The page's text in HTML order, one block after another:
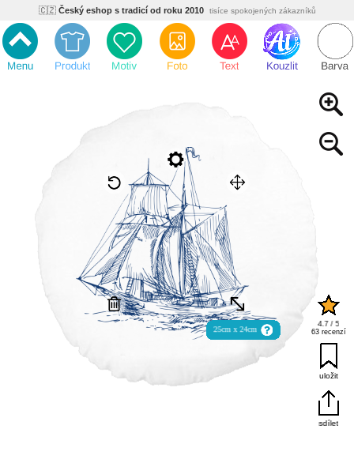
🇨🇿 Český eshop s tradicí od roku 2010 tisíce spokojených zákazníků
Ekologický a zdravotně nezávadný žádná čína, barvy s certifikáty
💡Inovativní výroba vlastní vývoj, nejnovější technologie
Rychlé dodání expedujeme do 24h
Kvalita pod kontrolou
Český eshop s tradicí od roku 2010